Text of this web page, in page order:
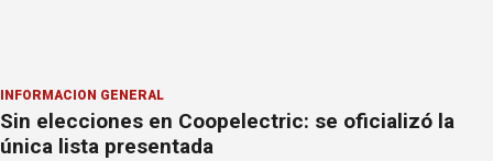
INFORMACION GENERAL
Sin elecciones en Coopelectric: se oficializó la
única lista presentada